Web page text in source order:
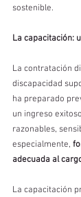
sostenible.
La capacitación:
La contratación
discapacidad
ha preparado
un ingreso
razonables,
especialmente,
adecuada al
La capacitación